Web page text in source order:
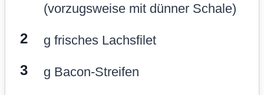
(vorzugsweise mit dünner Schale)
g frisches Lachsfilet
g Bacon-Streifen